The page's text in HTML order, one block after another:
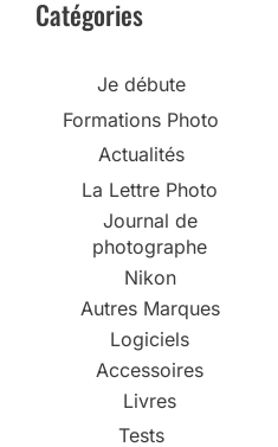
Catégories
Je débute
Formations Photo
Actualités
La Lettre Photo
Journal de
photographe
Nikon
Autres Marques
Logiciels
Accessoires
Livres
Tests